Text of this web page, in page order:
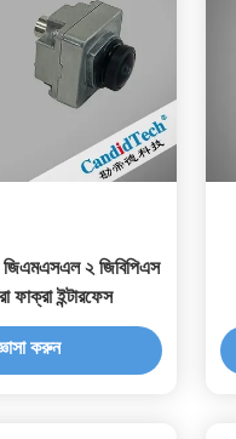
২ জিবিপিএস
ফাক্রা ইন্টারফেস
করুন